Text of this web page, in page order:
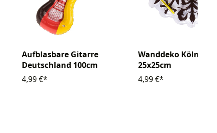
Aufblasbare Gitarre
Deutschland 100cm
4,99 €*
Wanddeko Köln
25x25cm
4,99 €*